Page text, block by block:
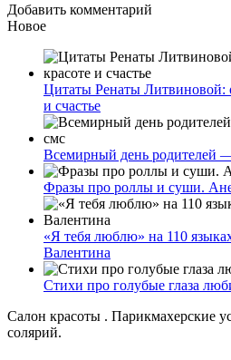
Добавить комментарий
Новое
Цитаты Ренаты Литвиновой:
и счастье
Всемирный день родителей
Фразы про роллы и суши.
«Я тебя люблю» на 110
Валентина
Стихи про голубые глаза
Салон красоты . Парикмахерские
солярий.